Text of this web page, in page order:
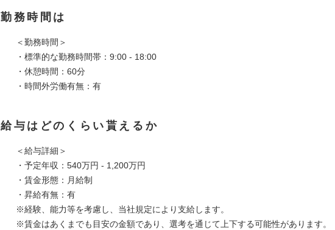
勤務時間は
＜勤務時間＞
・標準的な勤務時間帯：9:00 - 18:00
・休憩時間：60分
・時間外労働有無：有
給与はどのくらい貰えるか
＜給与詳細＞
・予定年収：540万円 - 1,200万円
・賃金形態：月給制
・昇給有無：有
※経験、能力等を考慮し、当社規定により支給します。
※賃金はあくまでも目安の金額であり、選考を通じて上下する可能性があります。